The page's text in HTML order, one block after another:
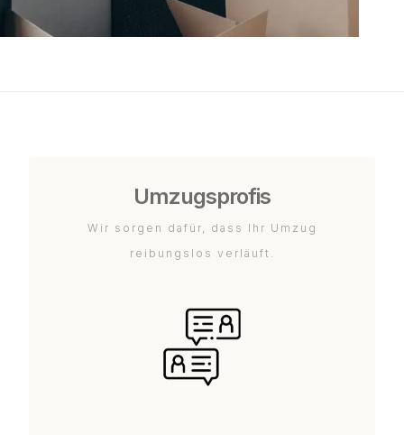
Umzugsprofis
Wir sorgen dafür, dass Ihr Umzug
reibungslos verläuft.